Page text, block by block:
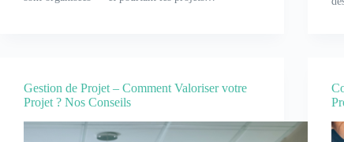
Gestion de Projet – Comment Valoriser votre
Projet ? Nos Conseils